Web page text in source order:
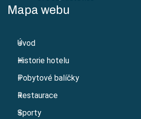
Mapa webu
Úvod
Historie hotelu
Pobytové balíčky
Restaurace
Sporty